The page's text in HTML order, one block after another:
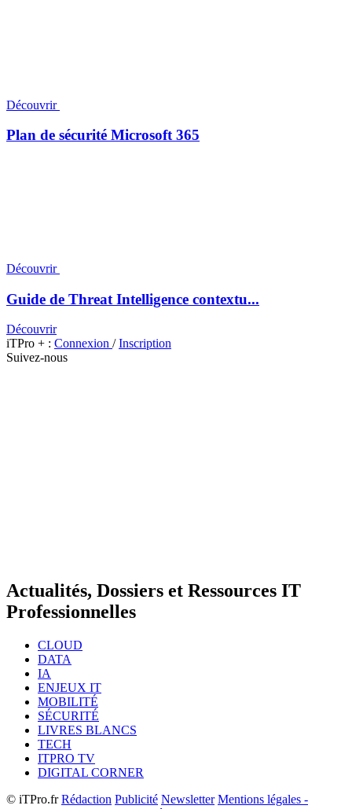
Découvrir
Plan de sécurité Microsoft 365
Découvrir
Guide de Threat Intelligence contextu...
Découvrir
iTPro + : Connexion /Inscription
Suivez-nous
Actualités, Dossiers et Ressources IT
Professionnelles
CLOUD
DATA
IA
ENJEUX IT
MOBILITÉ
SÉCURITÉ
LIVRES BLANCS
TECH
ITPRO TV
DIGITAL CORNER
© iTPro.frRédaction Publicité Newsletter Mentions légales -